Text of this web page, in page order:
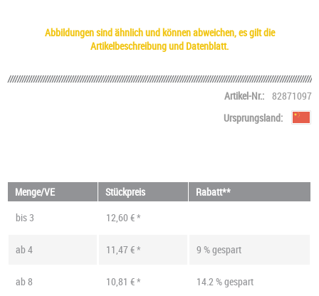
Abbildungen sind ähnlich und können abweichen, es gilt die
Artikelbeschreibung und Datenblatt.
Artikel-Nr.: 82871097
Ursprungsland:
Menge/VE Stückpreis
Rabatt**
bis 3 12,60 € *
ab4 11,47 € * 9 % gespart
ab8 10,81 € *
14.2 % gespart